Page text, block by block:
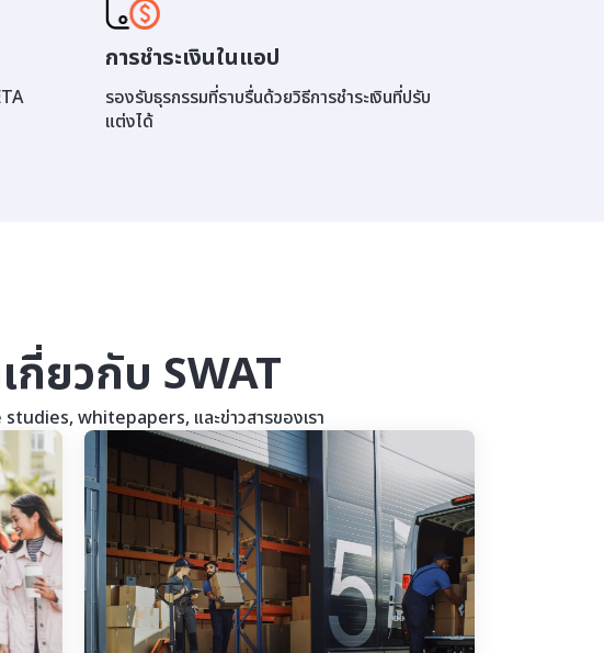
การชำระเงินในแอป
รองรับธุรกรรมที่ราบรื่นด้วยวิธีการชำระเงินที่ปรับ
แต่งได้
กี่ยวกับ SWAT
studies, whitepapers, และข่าวสารของเรา